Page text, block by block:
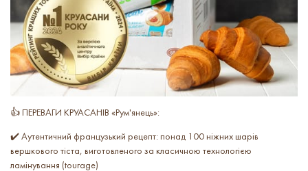
👍 ПЕРЕВАГИ КРУАСАНІВ «Рум'янець»:
✔️ Аутентичний французький рецепт: понад 100 ніжних шарів
вершкового тіста, виготовленого за класичною технологією
ламінування (tourage)